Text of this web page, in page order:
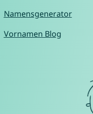
Namensgenerator
Vornamen Blog